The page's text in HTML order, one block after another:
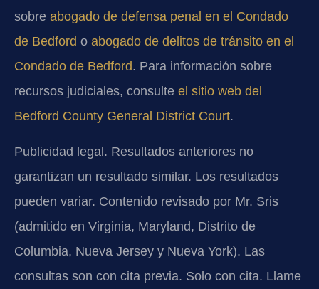
sobre abogado de defensa penal en el Condado
de Bedford o abogado de delitos de tránsito en el
Condado de Bedford. Para información sobre
recursos judiciales, consulte el sitio web del
Bedford County General District Court.
Publicidad legal. Resultados anteriores no
garantizan un resultado similar. Los resultados
pueden variar. Contenido revisado por Mr. Sris
(admitido en Virginia, Maryland, Distrito de
Columbia, Nueva Jersey y Nueva York). Las
consultas son con cita previa. Solo con cita. Llame